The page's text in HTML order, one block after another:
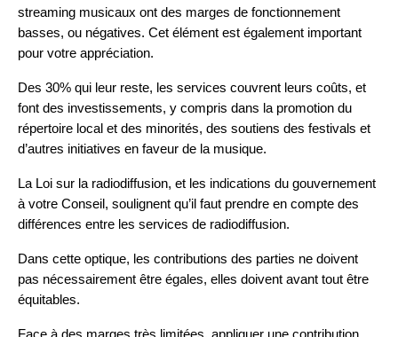
streaming musicaux ont des marges de fonctionnement
basses, ou négatives. Cet élément est également important
pour votre appréciation.
Des 30% qui leur reste, les services couvrent leurs coûts, et
font des investissements, y compris dans la promotion du
répertoire local et des minorités, des soutiens des festivals et
d’autres initiatives en faveur de la musique.
La Loi sur la radiodiffusion, et les indications du gouvernement
à votre Conseil, soulignent qu’il faut prendre en compte des
différences entre les services de radiodiffusion.
Dans cette optique, les contributions des parties ne doivent
pas nécessairement être égales, elles doivent avant tout être
équitables.
Face à des marges très limitées, appliquer une contribution